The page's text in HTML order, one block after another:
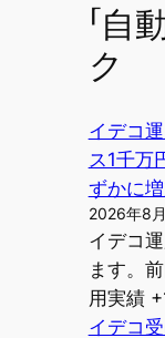
「自
ク
イデコ
ス1千万
ずかに
2026年8
イデコ
ます。
用実績
イデコ